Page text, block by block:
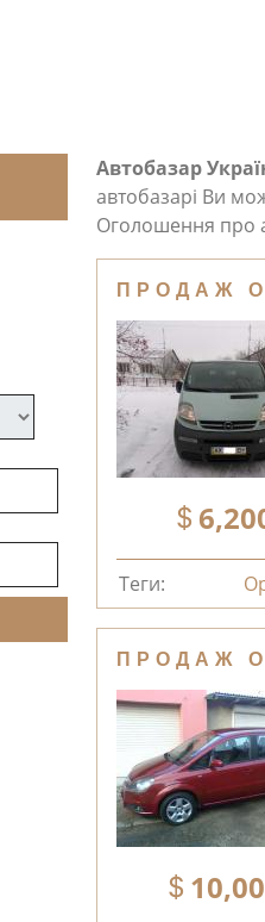
Автобазар
автобазарі Ви
Оголошення про
ПРОДАЖ
Теги:
ПРОДАЖ